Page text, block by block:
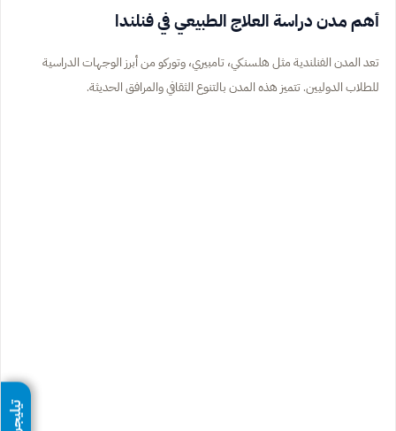
أهم مدن دراسة العلاج الطبيعي في فنلندا
تعد المدن الفنلندية مثل هلسنكي، تامبيري، وتوركو من أبرز الوجهات الدراسية
للطلاب الدوليين. تتميز هذه المدن بالتنوع الثقافي والمرافق الحديثة.